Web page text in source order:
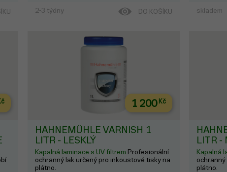
2-3 týdny DO KOŠÍKU skladem
1 200Kč
HAHNEMÜHLE VARNISH 1
LITR - LESKLÝ
Kapalná laminace s UV filtrem Profesionální
ochranný lak určený pro inkoustové tisky na
plátno.
LITR -
Kapalná
plátno.